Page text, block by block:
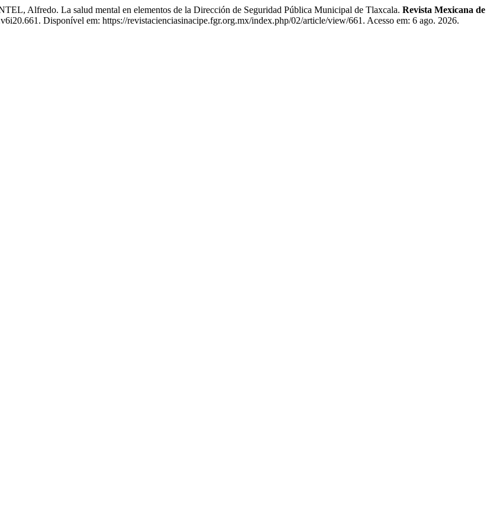
Alfredo. La salud mental en elementos de la Dirección de Seguridad Pública Municipal de Tlaxcala. Revista Mexicana de
Disponível em: https://revistacienciasinacipe.fgr.org.mx/index.php/02/article/view/661. Acesso em: 6 ago. 2026.